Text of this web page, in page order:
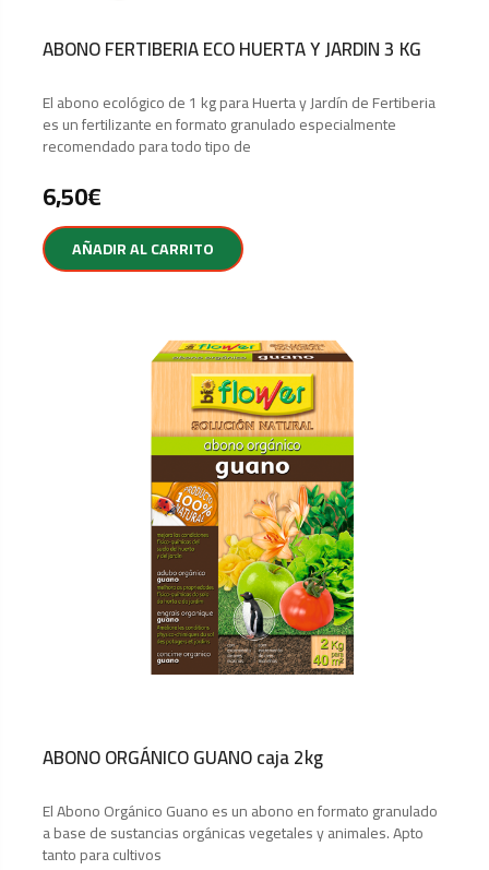
ABONO FERTIBERIA ECO HUERTA Y JARDIN 3 KG
El abono ecológico de 1 kg para Huerta y Jardín de Fertiberia
es un fertilizante en formato granulado especialmente
recomendado para todo tipo de
6,50€
AÑADIR AL CARRITO
ABONO ORGÁNICO GUANO caja 2kg
El Abono Orgánico Guano es un abono en formato granulado
a base de sustancias orgánicas vegetales y animales. Apto
tanto para cultivos